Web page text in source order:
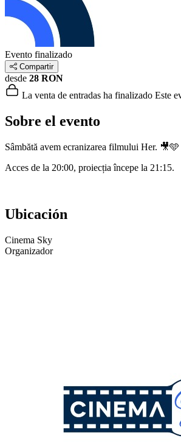
Evento finalizado
Compartir
desde 28 RON
La venta de entradas ha finalizado Este
Sobre el evento
Sâmbătă avem ecranizarea filmului Her. 🎥🩵
Acces de la 20:00, proiecția începe la 21:15.
Ubicación
Cinema Sky
Organizador